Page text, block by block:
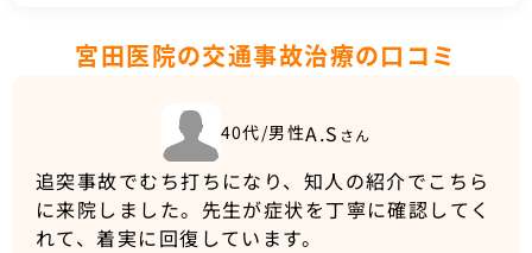
宮田医院の交通事故治療の口コミ
40代/男性A.S さん
追突事故でむち打ちになり、知人の紹介でこちら
に来院しました。先生が症状を丁寧に確認してく
れて、着実に回復しています。